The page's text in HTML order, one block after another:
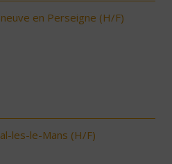
en Perseigne (H/F)
les-le-Mans (H/F)